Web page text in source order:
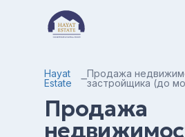
Hayat
Estate
Продажа
застройщика (до
Продажа